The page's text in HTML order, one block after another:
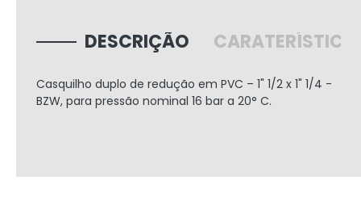
DESCRIÇÃO
Casquilho duplo de redução em PVC – 1" 1/2 x 1" 1/4 -
BZW, para pressão nominal 16 bar a 20° C.